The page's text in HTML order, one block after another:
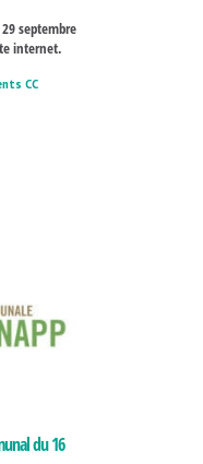
septembre
internet.
CC
du 16